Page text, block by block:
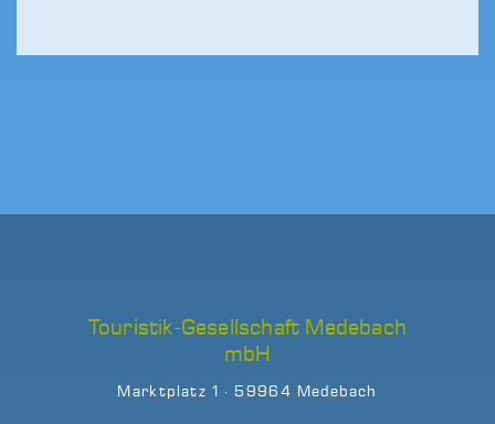
Touristik-Gesellschaft Medebach
mbH
Marktplatz 1 · 59964 Medebach